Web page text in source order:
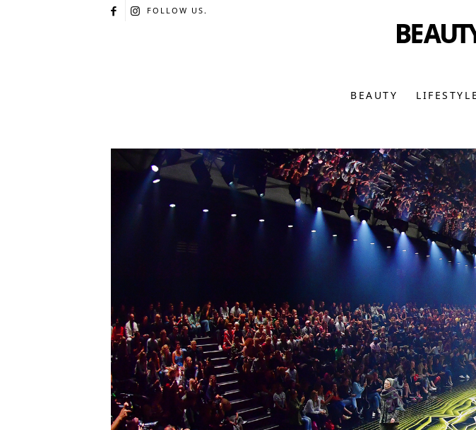
FOLLOW US.
BEAUTY LIFESTYLE